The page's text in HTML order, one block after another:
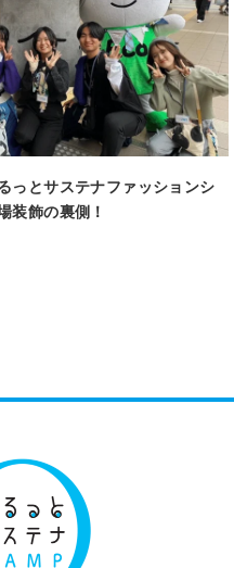
っとサステナファッションシ
装飾の裏側！